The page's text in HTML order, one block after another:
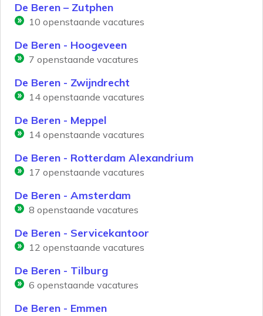
De Beren – Zutphen
10 openstaande vacatures
De Beren - Hoogeveen
7 openstaande vacatures
De Beren - Zwijndrecht
14 openstaande vacatures
De Beren - Meppel
14 openstaande vacatures
De Beren - Rotterdam Alexandrium
17 openstaande vacatures
De Beren - Amsterdam
8 openstaande vacatures
De Beren - Servicekantoor
12 openstaande vacatures
De Beren - Tilburg
6 openstaande vacatures
De Beren - Emmen